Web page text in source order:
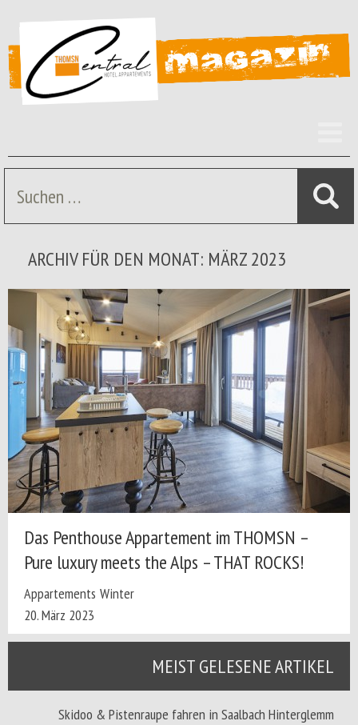
Suche
nach:
ARCHIV FÜR DEN MONAT: MÄRZ 2023
Das Penthouse Appartement im THOMSN –
Pure luxury meets the Alps – THAT ROCKS!
Appartements Winter
20. März 2023
MEIST GELESENE ARTIKEL
Skidoo & Pistenraupe fahren in Saalbach Hinterglemm